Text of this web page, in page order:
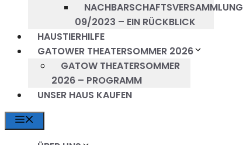
NACHBARSCHAFTSVERSAMMLUNG
09/2023 – EIN RÜCKBLICK
HAUSTIERHILFE
GATOWER THEATERSOMMER 2026
GATOW THEATERSOMMER
2026 – PROGRAMM
UNSER HAUS KAUFEN